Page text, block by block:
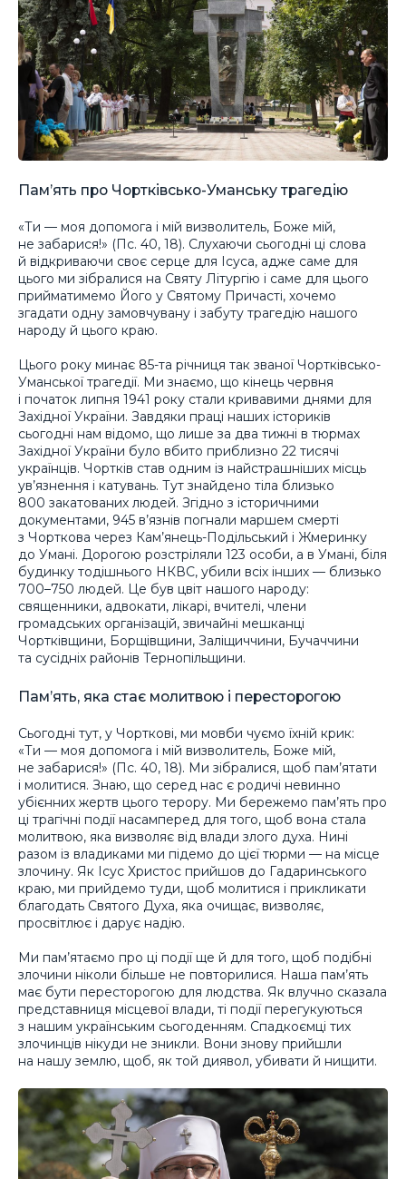
Пам’ять про Чортківсько-Уманську трагедію
«Ти — моя допомога і мій визволитель, Боже мій,
не забарися!» (Пс. 40, 18). Слухаючи сьогодні ці слова
й відкриваючи своє серце для Ісуса, адже саме для
цього ми зібралися на Святу Літургію і саме для цього
прийматимемо Його у Святому Причасті, хочемо
згадати одну замовчувану і забуту трагедію нашого
народу й цього краю.
Цього року минає 85-та річниця так званої Чортківсько-
Уманської трагедії. Ми знаємо, що кінець червня
і початок липня 1941 року стали кривавими днями для
Західної України. Завдяки праці наших істориків
сьогодні нам відомо, що лише за два тижні в тюрмах
Західної України було вбито приблизно 22 тисячі
українців. Чортків став одним із найстрашніших місць
ув’язнення і катувань. Тут знайдено тіла близько
800 закатованих людей. Згідно з історичними
документами, 945 в’язнів погнали маршем смерті
з Чорткова через Кам’янець-Подільський і Жмеринку
до Умані. Дорогою розстріляли 123 особи, а в Умані, біля
будинку тодішнього НКВС, убили всіх інших — близько
700–750 людей. Це був цвіт нашого народу:
священники, адвокати, лікарі, вчителі, члени
громадських організацій, звичайні мешканці
Чортківщини, Борщівщини, Заліщиччини, Бучаччини
та сусідніх районів Тернопільщини.
Пам’ять, яка стає молитвою і пересторогою
Сьогодні тут, у Чорткові, ми мовби чуємо їхній крик:
«Ти — моя допомога і мій визволитель, Боже мій,
не забарися!» (Пс. 40, 18). Ми зібралися, щоб пам’ятати
і молитися. Знаю, що серед нас є родичі невинно
убієнних жертв цього терору. Ми бережемо пам’ять про
ці трагічні події насамперед для того, щоб вона стала
молитвою, яка визволяє від влади злого духа. Нині
разом із владиками ми підемо до цієї тюрми — на місце
злочину. Як Ісус Христос прийшов до Гадаринського
краю, ми прийдемо туди, щоб молитися і прикликати
благодать Святого Духа, яка очищає, визволяє,
просвітлює і дарує надію.
Ми пам’ятаємо про ці події ще й для того, щоб подібні
злочини ніколи більше не повторилися. Наша пам’ять
має бути пересторогою для людства. Як влучно сказала
представниця місцевої влади, ті події перегукуються
з нашим українським сьогоденням. Спадкоємці тих
злочинців нікуди не зникли. Вони знову прийшли
на нашу землю, щоб, як той диявол, убивати й нищити.